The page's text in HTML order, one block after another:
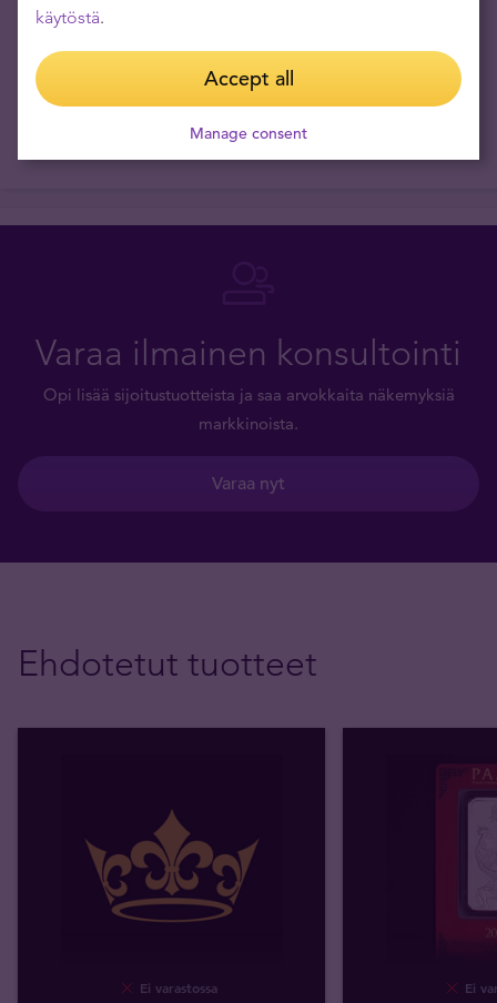
Varaa ilmainen konsultointi
Opi lisää sijoitustuotteista ja saa arvokkaita näkemyksiä
markkinoista.
Varaa nyt
Ehdotetut tuotteet
Ei varastossa Ei
käytöstä.
Accept all
Manage consent